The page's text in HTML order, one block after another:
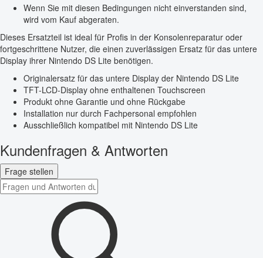
Wenn Sie mit diesen Bedingungen nicht einverstanden sind,
wird vom Kauf abgeraten.
Dieses Ersatzteil ist ideal für Profis in der Konsolenreparatur oder
fortgeschrittene Nutzer, die einen zuverlässigen Ersatz für das untere
Display ihrer Nintendo DS Lite benötigen.
Originalersatz für das untere Display der Nintendo DS Lite
TFT-LCD-Display ohne enthaltenen Touchscreen
Produkt ohne Garantie und ohne Rückgabe
Installation nur durch Fachpersonal empfohlen
Ausschließlich kompatibel mit Nintendo DS Lite
Kundenfragen & Antworten
Frage stellen